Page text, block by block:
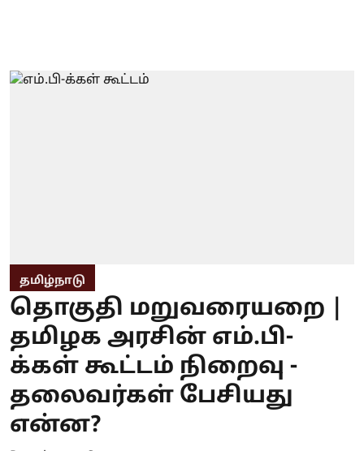
தமிழ்நாடு
தொகுதி மறுவரையறை |
தமிழக அரசின் எம்.பி-
க்கள் கூட்டம் நிறைவு -
தலைவர்கள் பேசியது
என்ன?